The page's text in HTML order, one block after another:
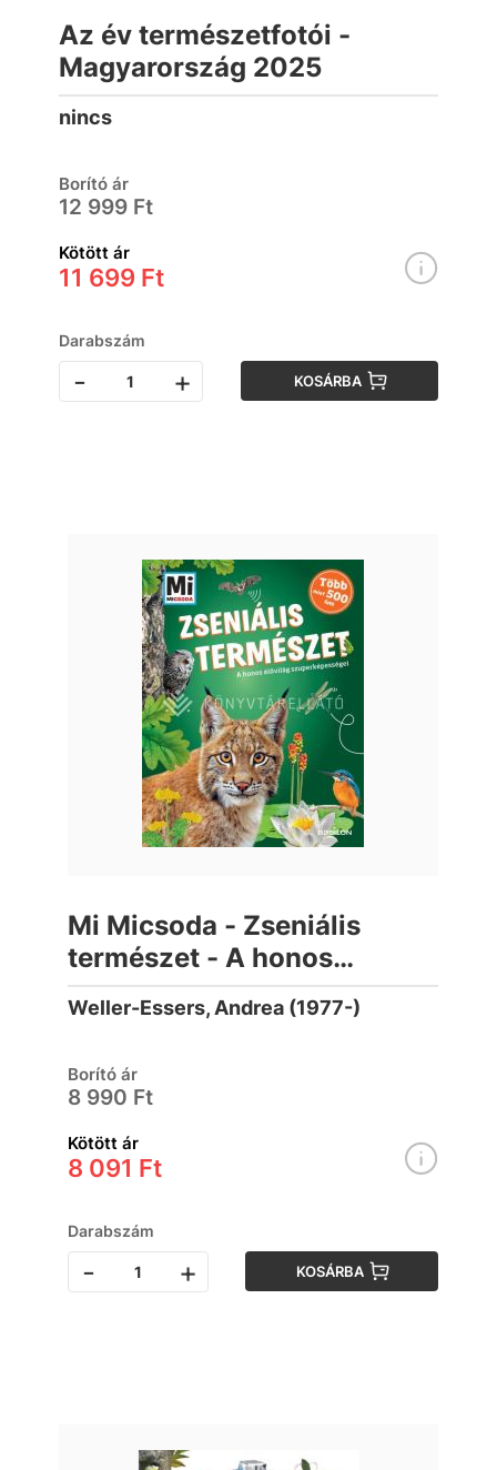
Az év természetfotói -
Magyarország 2025
nincs
Borító ár
12 999 Ft
Kötött ár
11 699 Ft
Darabszám
- + KOSÁRBA
Mi Micsoda - Zseniális
természet - A honos
élővilág szuperképességei
Weller-Essers, Andrea (1977-)
Borító ár
8 990 Ft
Kötött ár
8 091 Ft
Darabszám
- + KOSÁRBA